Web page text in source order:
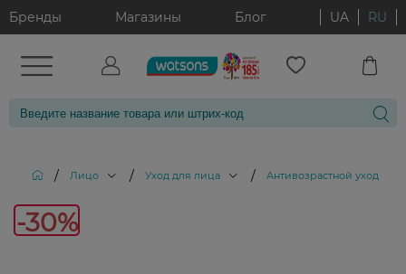
Бренды Магазины Блог UA RU
/ Лицо / Уход для лица / Антивозрастной уход за
-30%